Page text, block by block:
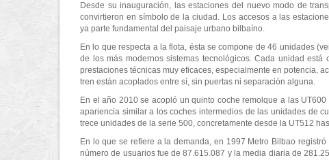
Desde su inauguración, las estaciones del nuevo modo de
convirtieron en símbolo de la ciudad. Los accesos a las
ya parte fundamental del paisaje urbano bilbaíno.
En lo que respecta a la flota, ésta se compone de 46 unidades
de los más modernos sistemas tecnológicos. Cada unidad
prestaciones técnicas muy eficaces, especialmente en potencia,
tren están acoplados entre sí, sin puertas ni separación alguna.
En el año 2010 se acopló un quinto coche remolque a las
apariencia similar a los coches intermedios de las unidades de
trece unidades de la serie 500, concretamente desde la UT512
En lo que se refiere a la demanda, en 1997 Metro Bilbao
número de usuarios fue de 87.615.087 y la media diaria de